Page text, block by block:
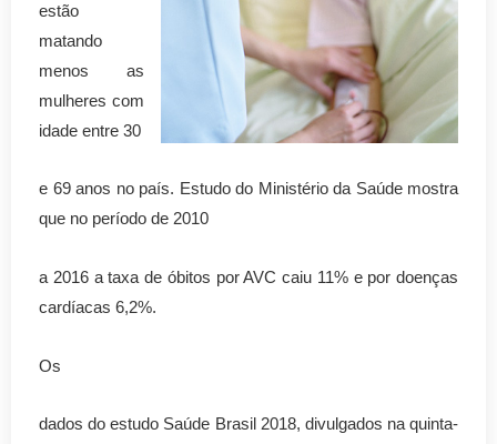
estão
matando
menos as
mulheres com
idade entre 30
e 69 anos no país. Estudo do Ministério da Saúde mostra
que no período de 2010
a 2016 a taxa de óbitos por AVC caiu 11% e por doenças
cardíacas 6,2%.
Os
dados do estudo Saúde Brasil 2018, divulgados na quinta-